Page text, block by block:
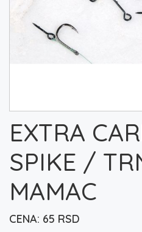
EXTRA
SPIKE /
MAMAC
65 RSD